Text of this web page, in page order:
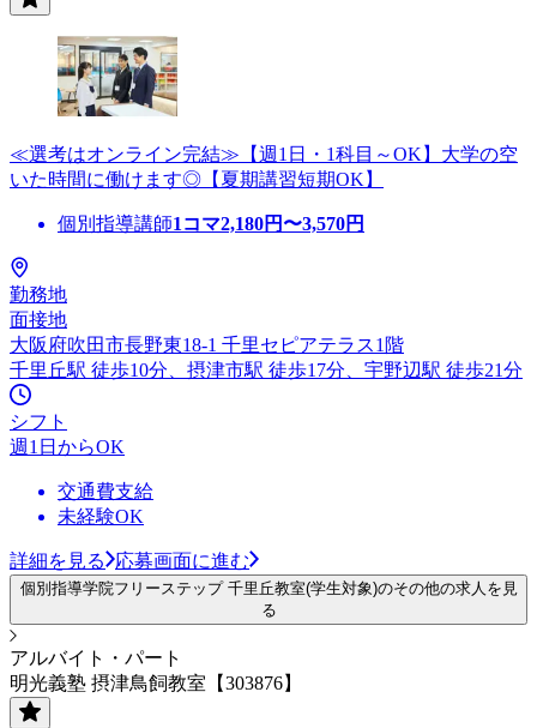
≪選考はオンライン完結≫【週1日・1科目～OK】大学の空
いた時間に働けます◎【夏期講習短期OK】
個別指導講師1コマ2,180円〜3,570円
勤務地
面接地
大阪府吹田市長野東18-1 千里セピアテラス1階
千里丘駅 徒歩10分、摂津市駅 徒歩17分、宇野辺駅 徒歩21分
シフト
週1日からOK
交通費支給
未経験OK
詳細を見る 応募画面に進む
個別指導学院フリーステップ 千里丘教室(学生対象)のその他の求人を見
る
アルバイト・パート
明光義塾 摂津鳥飼教室【303876】